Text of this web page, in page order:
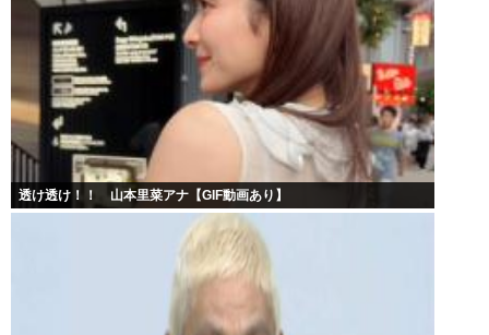
透け透け！！ 山本里菜アナ【GIF動画あり】